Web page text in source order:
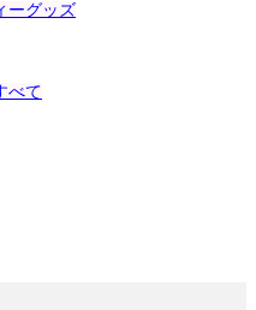
ーグッズ
べて